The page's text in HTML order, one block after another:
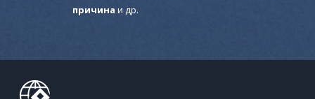
причина и др.